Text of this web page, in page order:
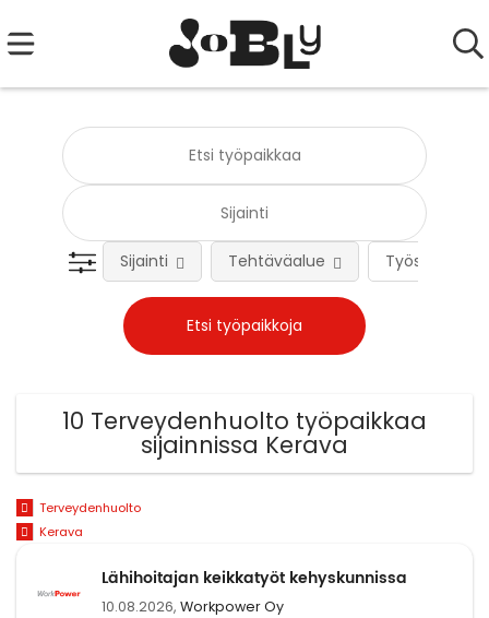
Työsuhteen
Sijainti Tehtäväalue
10 Terveydenhuolto työpaikkaa
sijainnissa Kerava
Terveydenhuolto
Kerava
Lähihoitajan keikkatyöt kehyskunnissa
10.08.2026, Workpower Oy